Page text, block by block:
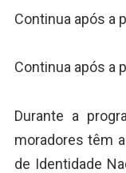
Continua após a
Continua após a
Durante a
moradores têm
de Identidade